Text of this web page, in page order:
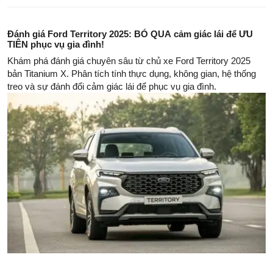
Đánh giá Ford Territory 2025: BỎ QUA cảm giác lái để ƯU
TIÊN phục vụ gia đình!
Khám phá đánh giá chuyên sâu từ chủ xe Ford Territory 2025
bản Titanium X. Phân tích tính thực dụng, không gian, hệ thống
treo và sự đánh đổi cảm giác lái để phục vụ gia đình.